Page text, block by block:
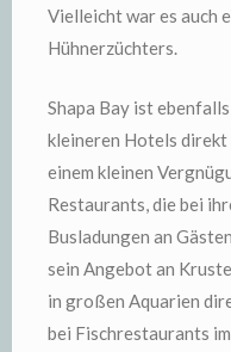
Vielleicht war es auch
Hühnerzüchters.
Shapa Bay ist
kleineren Hotels direkt
einem kleinen
Restaurants, die bei
Busladungen an
sein Angebot an
in großen Aquarien
bei Fischrestaurants